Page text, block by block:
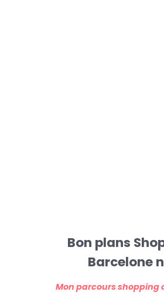
Bon plans
Barcelone
Mon parcours shopping